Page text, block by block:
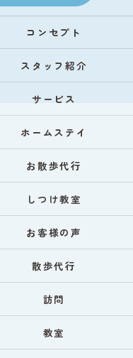
コンセプト
スタッフ紹介
サービス
ホームステイ
お散歩代行
しつけ教室
お客様の声
散歩代行
訪問
教室